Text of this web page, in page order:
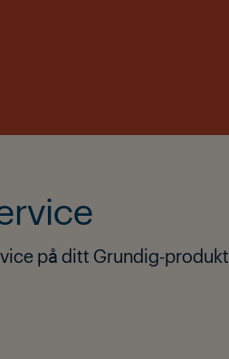
på ditt Grundig-produkt